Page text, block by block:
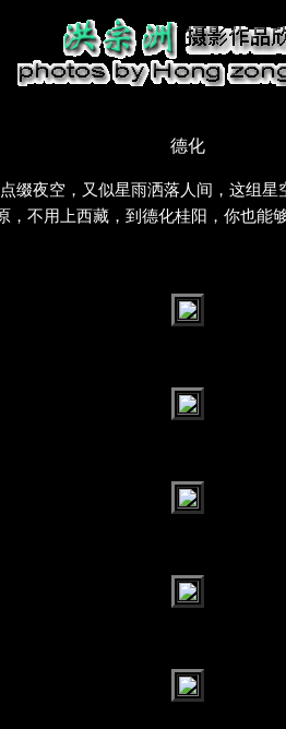
德化
夜空，又似星雨洒落人间，这组星
，不用上西藏，到德化桂阳，你也能